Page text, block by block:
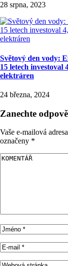
28 srpna, 2023
Světový den vody:
15 letech
elektráren
24 března, 2024
Zanechte
Vaše e-mailová
označeny *